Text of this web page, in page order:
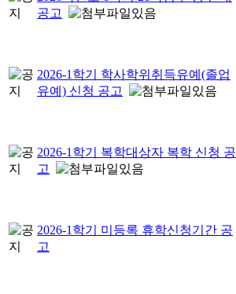
공고
2026-1학기 학사학위취득유예(졸업
유예) 신청 공고
2026-1학기 복학대상자 복학 신청 공
고
2026-1학기 미등록 휴학신청기간 공
고